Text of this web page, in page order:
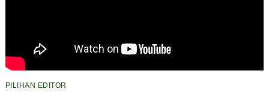
PILIHAN EDITOR